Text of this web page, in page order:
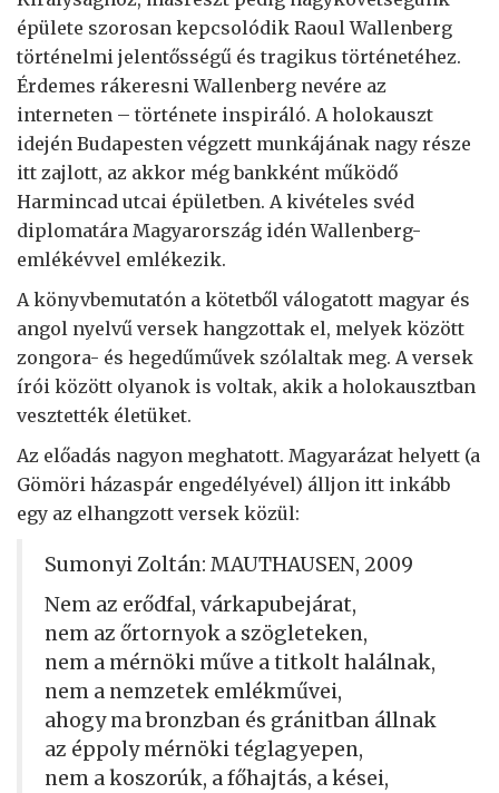
épülete szorosan kepcsolódik Raoul Wallenberg
történelmi jelentősségű és tragikus történetéhez.
Érdemes rákeresni Wallenberg nevére az
interneten – története inspiráló. A holokauszt
idején Budapesten végzett munkájának nagy része
itt zajlott, az akkor még bankként működő
Harmincad utcai épületben. A kivételes svéd
diplomatára Magyarország idén Wallenberg-
emlékévvel emlékezik.
A könyvbemutatón a kötetből válogatott magyar és
angol nyelvű versek hangzottak el, melyek között
zongora- és hegedűművek szólaltak meg. A versek
írói között olyanok is voltak, akik a holokausztban
vesztették életüket.
Az előadás nagyon meghatott. Magyarázat helyett (a
Gömöri házaspár engedélyével) álljon itt inkább
egy az elhangzott versek közül:
Sumonyi Zoltán: MAUTHAUSEN, 2009
Nem az erődfal, várkapubejárat,
nem az őrtornyok a szögleteken,
nem a mérnöki műve a titkolt halálnak,
nem a nemzetek emlékművei,
ahogy ma bronzban és gránitban állnak
az éppoly mérnöki téglagyepen,
nem a koszorúk, a főhajtás, a kései,